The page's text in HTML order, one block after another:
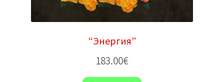
“Энергия”
183.00€